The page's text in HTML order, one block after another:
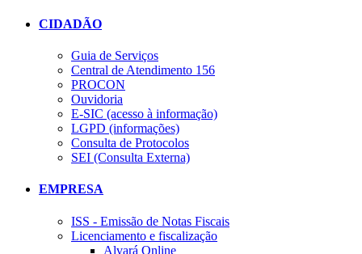
CIDADÃO
Guia de Serviços
Central de Atendimento 156
PROCON
Ouvidoria
E-SIC (acesso à informação)
LGPD (informações)
Consulta de Protocolos
SEI (Consulta Externa)
EMPRESA
ISS - Emissão de Notas Fiscais
Licenciamento e fiscalização
Alvará Online